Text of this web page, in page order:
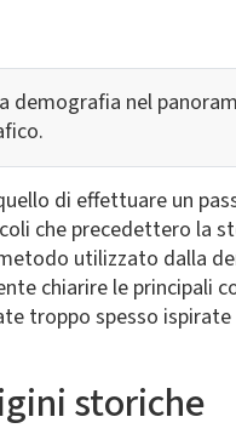
nel
di effettuare un
che precedettero la
utilizzato dalla
chiarire le
troppo spesso
storiche